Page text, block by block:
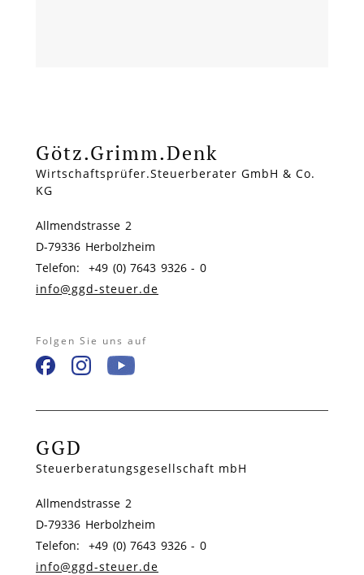
Götz.Grimm.Denk
Wirtschaftsprüfer.Steuerberater GmbH & Co.
KG
Allmendstrasse 2
D-79336 Herbolzheim
Telefon: +49 (0) 7643 9326 - 0
info@ggd-steuer.de
Folgen Sie uns auf
GGD
Steuerberatungsgesellschaft mbH
Allmendstrasse 2
D-79336 Herbolzheim
Telefon: +49 (0) 7643 9326 - 0
info@ggd-steuer.de